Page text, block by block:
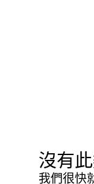
沒有
我們很快